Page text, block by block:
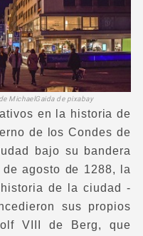
MichaelGaida de pixabay
en la historia de
de los Condes de
bajo su bandera
agosto de 1288, la
de la ciudad -
sus propios
VIII de Berg, que